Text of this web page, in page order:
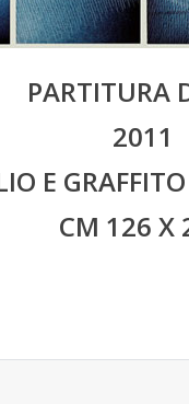
PARTITURA
2011
E
CM 126 X